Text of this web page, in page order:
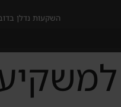
השקעות נדלן